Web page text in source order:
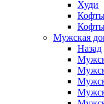
Худи
Мужская
Назад